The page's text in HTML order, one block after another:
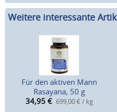
Weitere interessante
Für den aktiven Mann
Rasayana, 50 g
34,95 € 699,00 € / kg